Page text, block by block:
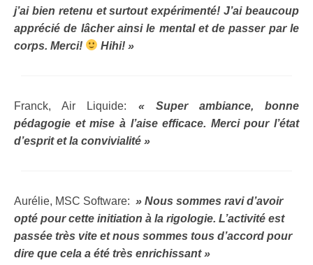
j’ai bien retenu et surtout expérimenté! J’ai beaucoup
apprécié de lâcher ainsi le mental et de passer par le
corps. Merci!
Hihi! »
Franck, Air Liquide: « Super ambiance, bonne
pédagogie et mise à l’aise efficace. Merci pour l’état
d’esprit et la convivialité »
Aurélie, MSC Software: » Nous sommes ravi d’avoir
opté pour cette initiation à la rigologie. L’activité est
passée très vite et nous sommes tous d’accord pour
dire que cela a été très enrichissant »